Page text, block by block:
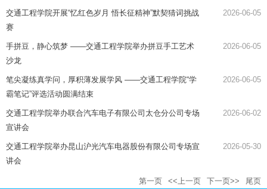
交通工程学院开展“忆红色岁月 悟长征精神”默契猜词挑战
赛
2026-06-05
手拼豆，静心筑梦 ——交通工程学院举办拼豆手工艺术
沙龙
2026-06-05
笔尖凝练真学问，厚积薄发展学风 ——交通工程学院“学
霸笔记”评选活动圆满结束
2026-06-05
交通工程学院举办联合汽车电子有限公司太仓分公司专场
宣讲会
2026-06-02
交通工程学院举办昆山沪光汽车电器股份有限公司专场宣
讲会
2026-05-30
第一页 <<上一页 下一页>> 尾页